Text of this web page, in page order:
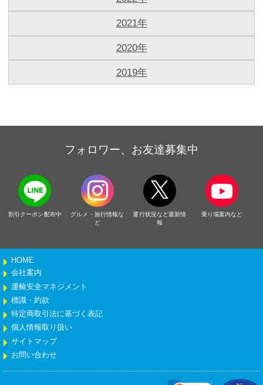
2021年
2020年
2019年
フォロワー、お友達募集中
割引クーポン配布中
グルメ・旅行情報な
ど
運行状況など最新情
報
乗り場案内など
HOME
会社案内
運輸安全マネジメント
標識・約款
特定商取引法に基づく表記
個人情報取り扱い
サイトマップ
お問い合わせ